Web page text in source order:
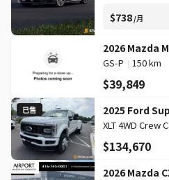
$738/月
2026 Mazda
GS-P | 150 km
$39,849
已售 2025 Ford
XLT 4WD Crew
$134,670
2026 Mazda